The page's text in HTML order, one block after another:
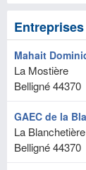
Mahait
La Mostière
Belligné44370
GAEC de la
La Blanchetière
Belligné44370